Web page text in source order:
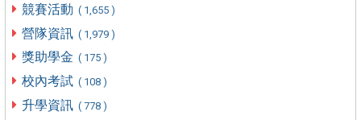
競賽活動 ( 1,655 )
營隊資訊 ( 1,979 )
獎助學金 ( 175 )
校內考試 ( 108 )
升學資訊 ( 778 )